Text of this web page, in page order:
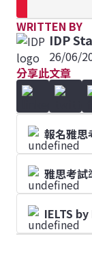
WRITTEN BY
IDP
26/06/
分享此文章
報名雅思
雅思考試
IELTS